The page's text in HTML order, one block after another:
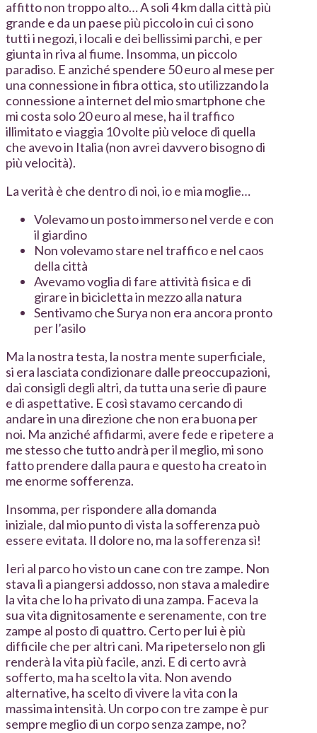
affitto non troppo alto… A soli 4 km dalla città più
grande e da un paese più piccolo in cui ci sono
tutti i negozi, i locali e dei bellissimi parchi, e per
giunta in riva al fiume. Insomma, un piccolo
paradiso. E anziché spendere 50 euro al mese per
una connessione in fibra ottica, sto utilizzando la
connessione a internet del mio smartphone che
mi costa solo 20 euro al mese, ha il traffico
illimitato e viaggia 10 volte più veloce di quella
che avevo in Italia (non avrei davvero bisogno di
più velocità).
La verità è che dentro di noi, io e mia moglie…
Volevamo un posto immerso nel verde e con
il giardino
Non volevamo stare nel traffico e nel caos
della città
Avevamo voglia di fare attività fisica e di
girare in bicicletta in mezzo alla natura
Sentivamo che Surya non era ancora pronto
per l’asilo
Ma la nostra testa, la nostra mente superficiale,
si era lasciata condizionare dalle preoccupazioni,
dai consigli degli altri, da tutta una serie di paure
e di aspettative. E così stavamo cercando di
andare in una direzione che non era buona per
noi. Ma anziché affidarmi, avere fede e ripetere a
me stesso che tutto andrà per il meglio, mi sono
fatto prendere dalla paura e questo ha creato in
me enorme sofferenza.
Insomma, per rispondere alla domanda
iniziale, dal mio punto di vista la sofferenza può
essere evitata. Il dolore no, ma la sofferenza sì!
Ieri al parco ho visto un cane con tre zampe. Non
stava lì a piangersi addosso, non stava a maledire
la vita che lo ha privato di una zampa. Faceva la
sua vita dignitosamente e serenamente, con tre
zampe al posto di quattro. Certo per lui è più
difficile che per altri cani. Ma ripeterselo non gli
renderà la vita più facile, anzi. E di certo avrà
sofferto, ma ha scelto la vita. Non avendo
alternative, ha scelto di vivere la vita con la
massima intensità. Un corpo con tre zampe è pur
sempre meglio di un corpo senza zampe, no?